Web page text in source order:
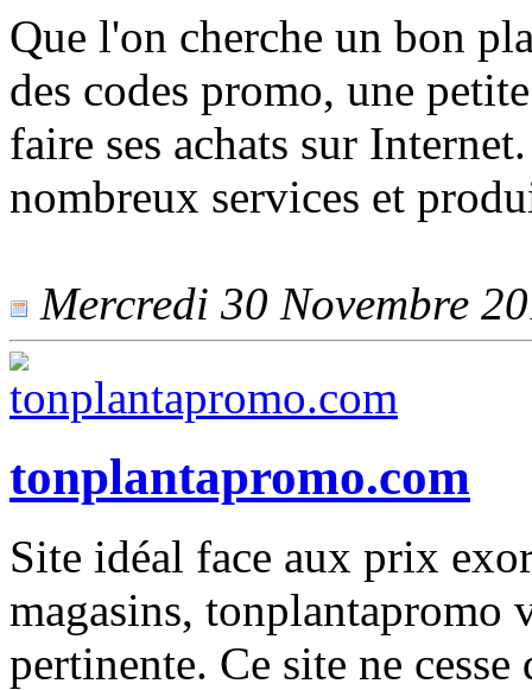
Que l'on cherche un bon
des codes promo, une
faire ses achats sur
nombreux services et
Mercredi 30 Novembre
tonplantapromo.com
Site idéal face aux prix
magasins, tonplantapromo
pertinente. Ce site ne